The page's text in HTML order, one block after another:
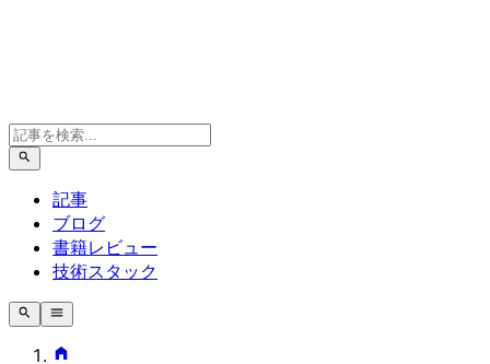
記事
ブログ
書籍レビュー
技術スタック